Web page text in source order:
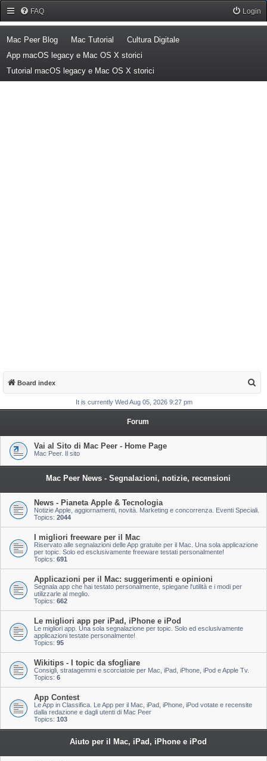
FAQ Login
Mac Peer Blog(Opens a new tab)
Mac Tutorial (Opens a new tab)
Cultura Digitale(Opens a new tab)
App macOS legacy e Mac OS X storici
Tutorial macOS legacy e Mac OS X storici
Board index
a
It is currently Wed Aug 05, 2026 9:27 pm
Forum
Vai al Sito di Mac Peer - Home Page
Mac Peer. Il sito
Mac Peer News - Segnalazioni, notizie, recensioni
News - Pianeta Apple & Tecnologia
Notizie Apple, aggiornamenti, novità. Marketing e concorrenza. Eventi Speciali.
Topics: 2044
I migliori freeware per il Mac
Riservato alle segnalazioni delle App gratuite per il Mac. Una sola applicazione
per topic. Solo ed esclusivamente freeware testati personalmente!
Topics: 691
Applicazioni per il Mac: suggerimenti e opinioni
Segnala app che hai testato personalmente, spiegane l'utilità e i modi per
utilizzarle al meglio.
Topics: 662
Le migliori app per iPad, iPhone e iPod
Le migliori app. Una sola segnalazione per topic. Solo ed esclusivamente
applicazioni testate personalmente!
Topics: 95
Wikitips - I topic da sfogliare
Consigli, stratagemmi e scorciatoie per Mac, iPad, iPhone, iPod e Apple Tv.
Topics: 6
App Contest
Le App in Classifica. Le App per il Mac, iPad, iPhone, iPod votate e recensite
dalla redazione e dagli utenti di Mac Peer
Topics: 103
Aiuto per il Mac, iPad, iPhone e iPod